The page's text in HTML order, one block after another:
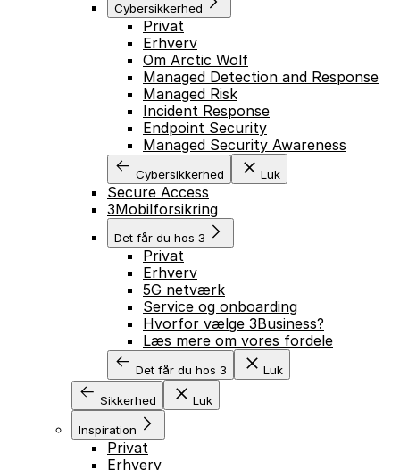
Cybersikkerhed
Privat
Erhverv
Om Arctic Wolf
Managed Detection and Response
Managed Risk
Incident Response
Endpoint Security
Managed Security Awareness
Cybersikkerhed Luk
Secure Access
3Mobilforsikring
Det får du hos 3
Privat
Erhverv
5G netværk
Service og onboarding
Hvorfor vælge 3Business?
Læs mere om vores fordele
Det får du hos 3 Luk
Sikkerhed Luk
Inspiration
Privat
Erhverv